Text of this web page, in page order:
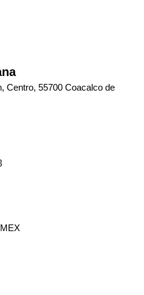
Centro, 55700 Coacalco de